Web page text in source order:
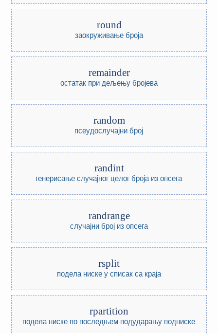
round
заокруживање броја
remainder
остатак при дељењу бројева
random
псеудослучајни број
randint
генерисање случајног целог броја из опсега
randrange
случајни број из опсега
rsplit
подела ниске у списак са краја
rpartition
подела ниске по последњем подударању подниске